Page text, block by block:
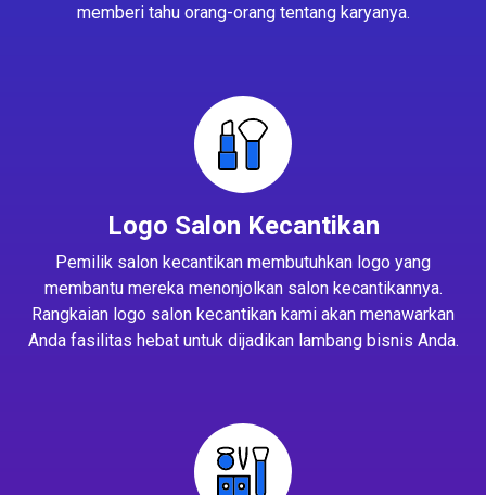
memberi tahu orang-orang tentang karyanya.
Logo Salon Kecantikan
Pemilik salon kecantikan membutuhkan logo yang
membantu mereka menonjolkan salon kecantikannya.
Rangkaian logo salon kecantikan kami akan menawarkan
Anda fasilitas hebat untuk dijadikan lambang bisnis Anda.